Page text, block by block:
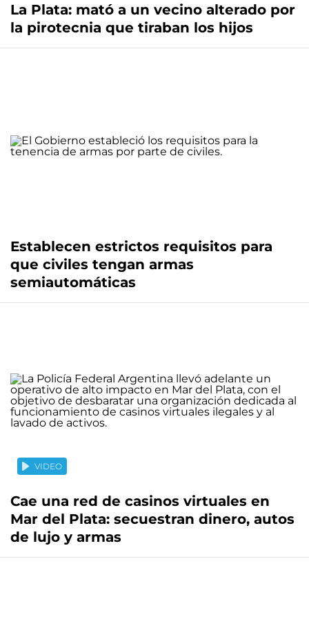
La Plata: mató a un vecino alterado por
la pirotecnia que tiraban los hijos
Establecen estrictos requisitos para
que civiles tengan armas
semiautomáticas
VIDEO
Cae una red de casinos virtuales en
Mar del Plata: secuestran dinero, autos
de lujo y armas